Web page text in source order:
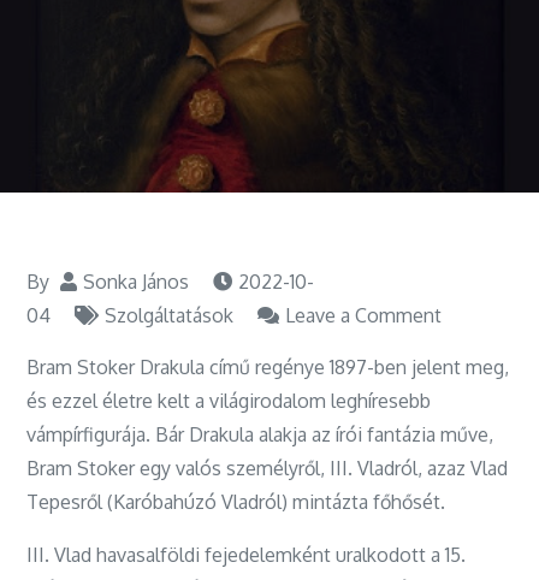
By Sonka János
2022-10-
04
Szolgáltatások Leave a Commenton
híres
legendája
röviden
Bram Stoker Drakula című regénye 1897-ben jelent meg,
és ezzel életre kelt a világirodalom leghíresebb
vámpírfigurája. Bár Drakula alakja az írói fantázia műve,
Bram Stoker egy valós személyről, III. Vladról, azaz Vlad
Tepesről (Karóbahúzó Vladról) mintázta főhősét.
III. Vlad havasalföldi fejedelemként uralkodott a 15.